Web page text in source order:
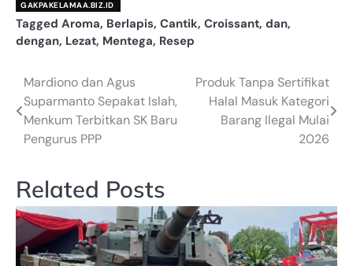
GAKPAKELAMAA.BIZ.ID
Tagged Aroma, Berlapis, Cantik, Croissant, dan,
dengan, Lezat, Mentega, Resep
Navigasi
pos
Mardiono dan Agus
Suparmanto Sepakat Islah,
Menkum Terbitkan SK Baru
Pengurus PPP
Produk Tanpa Sertifikat
Halal Masuk Kategori
Barang Ilegal Mulai
2026
Related Posts